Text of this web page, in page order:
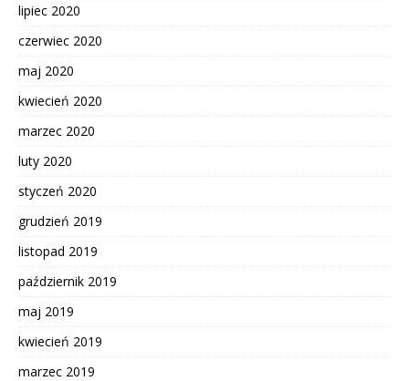
lipiec 2020
czerwiec 2020
maj 2020
kwiecień 2020
marzec 2020
luty 2020
styczeń 2020
grudzień 2019
listopad 2019
październik 2019
maj 2019
kwiecień 2019
marzec 2019